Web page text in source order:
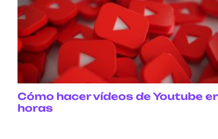
Cómo hacer vídeos de Youtube
horas